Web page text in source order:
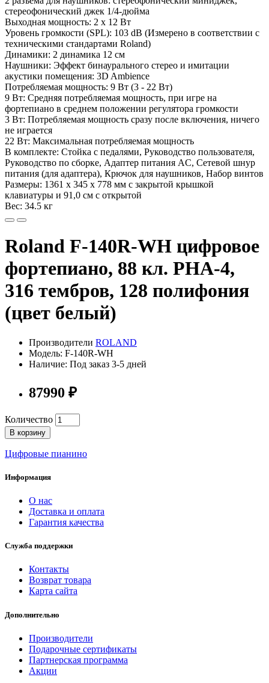
стереофонический джек 1/4-дюйма
Выходная мощность: 2 х 12 Вт
Уровень громкости (SPL): 103 dB (Измерено в соответствии с
техническими стандартами Roland)
Динамики: 2 динамика 12 см
Наушники: Эффект бинаурального стерео и имитации
акустики помещения: 3D Ambience
Потребляемая мощность: 9 Вт (3 - 22 Вт)
9 Вт: Средняя потребляемая мощность, при игре на
фортепиано в среднем положении регулятора громкости
3 Вт: Потребляемая мощность сразу после включения, ничего
не играется
22 Вт: Максимальная потребляемая мощность
В комплекте: Стойка с педалями, Руководство пользователя,
Руководство по сборке, Адаптер питания AC, Сетевой шнур
питания (для адаптера), Крючок для наушников, Набор винтов
Размеры: 1361 х 345 х 778 мм с закрытой крышкой
клавиатуры и 91,0 см с открытой
Вес: 34.5 кг
Roland F-140R-WH цифровое
фортепиано, 88 кл. PHA-4,
316 тембров, 128 полифония
(цвет белый)
Производители ROLAND
Модель: F-140R-WH
Наличие: Под заказ 3-5 дней
87990 ₽
Количество
В корзину
Цифровые пианино
Информация
О нас
Доставка и оплата
Гарантия качества
Служба поддержки
Контакты
Возврат товара
Карта сайта
Дополнительно
Производители
Подарочные сертификаты
Партнерская программа
Акции